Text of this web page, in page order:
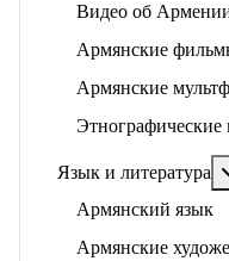
Видео об
Армянские
Армянские
Этнографические
Язык и литература
Армянский язык
Армянские